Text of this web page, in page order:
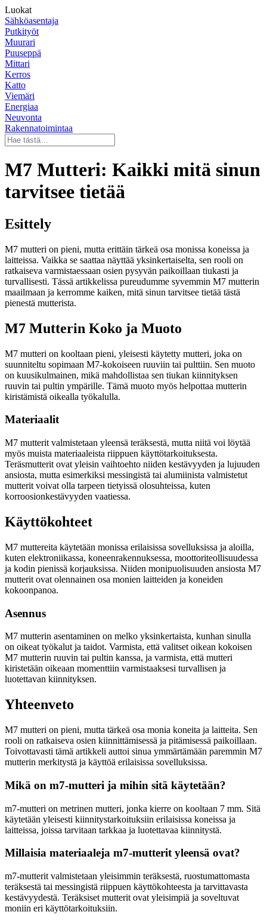
Luokat
Sähköasentaja
Putkityöt
Muurari
Puuseppä
Mittari
Kerros
Katto
Viemäri
Energiaa
Neuvonta
Rakennatoimintaa
M7 Mutteri: Kaikki mitä sinun
tarvitsee tietää
Esittely
M7 mutteri on pieni, mutta erittäin tärkeä osa monissa koneissa ja
laitteissa. Vaikka se saattaa näyttää yksinkertaiselta, sen rooli on
ratkaiseva varmistaessaan osien pysyvän paikoillaan tiukasti ja
turvallisesti. Tässä artikkelissa pureudumme syvemmin M7 mutterin
maailmaan ja kerromme kaiken, mitä sinun tarvitsee tietää tästä
pienestä mutterista.
M7 Mutterin Koko ja Muoto
M7 mutteri on kooltaan pieni, yleisesti käytetty mutteri, joka on
suunniteltu sopimaan M7-kokoiseen ruuviin tai pulttiin. Sen muoto
on kuusikulmainen, mikä mahdollistaa sen tiukan kiinnityksen
ruuvin tai pultin ympärille. Tämä muoto myös helpottaa mutterin
kiristämistä oikealla työkalulla.
Materiaalit
M7 mutterit valmistetaan yleensä teräksestä, mutta niitä voi löytää
myös muista materiaaleista riippuen käyttötarkoituksesta.
Teräsmutterit ovat yleisin vaihtoehto niiden kestävyyden ja lujuuden
ansiosta, mutta esimerkiksi messingistä tai alumiinista valmistetut
mutterit voivat olla tarpeen tietyissä olosuhteissa, kuten
korroosionkestävyyden vaatiessa.
Käyttökohteet
M7 muttereita käytetään monissa erilaisissa sovelluksissa ja aloilla,
kuten elektroniikassa, koneenrakennuksessa, moottoriteollisuudessa
ja kodin pienissä korjauksissa. Niiden monipuolisuuden ansiosta M7
mutterit ovat olennainen osa monien laitteiden ja koneiden
kokoonpanoa.
Asennus
M7 mutterin asentaminen on melko yksinkertaista, kunhan sinulla
on oikeat työkalut ja taidot. Varmista, että valitset oikean kokoisen
M7 mutterin ruuvin tai pultin kanssa, ja varmista, että mutteri
kiristetään oikeaan momenttiin varmistaaksesi turvallisen ja
luotettavan kiinnityksen.
Yhteenveto
M7 mutteri on pieni, mutta tärkeä osa monia koneita ja laitteita. Sen
rooli on ratkaiseva osien kiinnittämisessä ja pitämisessä paikoillaan.
Toivottavasti tämä artikkeli auttoi sinua ymmärtämään paremmin M7
mutterin merkitystä ja käyttöä erilaisissa sovelluksissa.
Mikä on m7-mutteri ja mihin sitä käytetään?
m7-mutteri on metrinen mutteri, jonka kierre on kooltaan 7 mm. Sitä
käytetään yleisesti kiinnitystarkoituksiin erilaisissa koneissa ja
laitteissa, joissa tarvitaan tarkkaa ja luotettavaa kiinnitystä.
Millaisia materiaaleja m7-mutterit yleensä ovat?
m7-mutterit valmistetaan yleisimmin teräksestä, ruostumattomasta
teräksestä tai messingistä riippuen käyttökohteesta ja tarvittavasta
kestävyydestä. Teräksiset mutterit ovat yleisimpiä ja soveltuvat
moniin eri käyttötarkoituksiin.